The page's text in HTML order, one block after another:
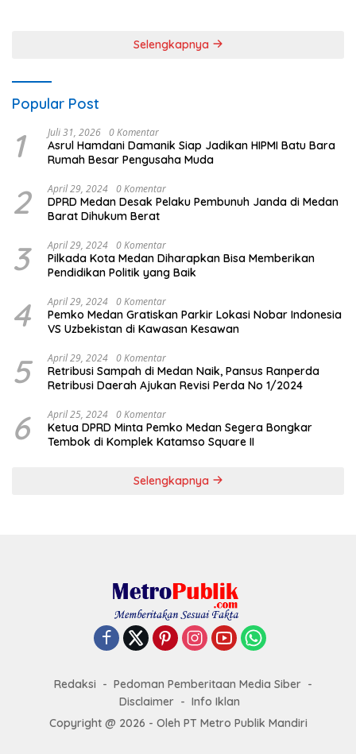
Selengkapnya
Popular Post
1 Juli 31, 2026 0 Komentar
Asrul Hamdani Damanik Siap Jadikan HIPMI Batu Bara
Rumah Besar Pengusaha Muda
2 April 29, 2024 0 Komentar
DPRD Medan Desak Pelaku Pembunuh Janda di Medan
Barat Dihukum Berat
3 April 29, 2024 0 Komentar
Pilkada Kota Medan Diharapkan Bisa Memberikan
Pendidikan Politik yang Baik
4 April 29, 2024 0 Komentar
Pemko Medan Gratiskan Parkir Lokasi Nobar Indonesia
VS Uzbekistan di Kawasan Kesawan
5 April 29, 2024 0 Komentar
Retribusi Sampah di Medan Naik, Pansus Ranperda
Retribusi Daerah Ajukan Revisi Perda No 1/2024
6 April 25, 2024 0 Komentar
Ketua DPRD Minta Pemko Medan Segera Bongkar
Tembok di Komplek Katamso Square II
Selengkapnya
Redaksi
Pedoman Pemberitaan Media Siber
Disclaimer
Info Iklan
Copyright @ 2026 - Oleh PT Metro Publik Mandiri